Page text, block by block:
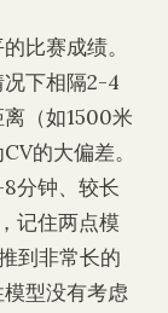
比赛成绩。
下相隔2-4
（如1500米
的大偏差。
分钟、较长
记住两点模
到非常长的
型没有考虑